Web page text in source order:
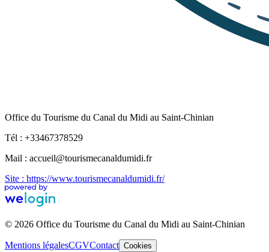
Office du Tourisme du Canal du Midi au Saint-Chinian
Tél : +33467378529
Mail : accueil@tourismecanaldumidi.fr
Site : https://www.tourismecanaldumidi.fr/
© 2026 Office du Tourisme du Canal du Midi au Saint-Chinian
Mentions légalesCGVContact Cookies